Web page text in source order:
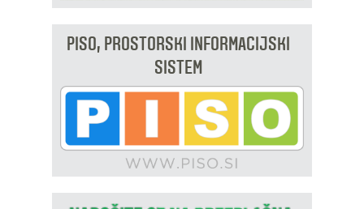
PISO, PROSTORSKI INFORMACIJSKI
SISTEM